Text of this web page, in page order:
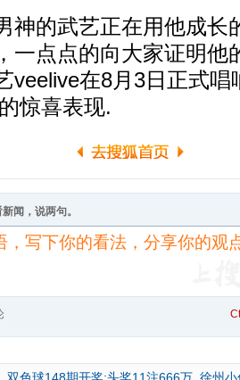
的武艺正在用他成长
一点点的向大家证明他
veelive在8月3日正式唱
惊喜表现.
闻，说两句。